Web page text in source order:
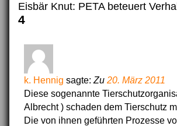
Eisbär Knut: PETA beteuert
4
k. Hennig sagte: Zu 20. März 2011
Diese sogenannte
Albrecht ) schaden dem Tierschutz
Die von ihnen geführten Prozesse